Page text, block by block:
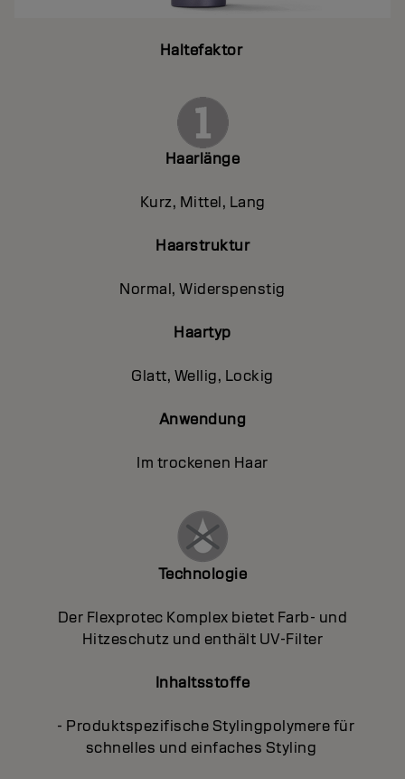
Haltefaktor
Haarlänge
Kurz, Mittel, Lang
Haarstruktur
Normal, Widerspenstig
Haartyp
Glatt, Wellig, Lockig
Anwendung
Im trockenen Haar
Technologie
Der Flexprotec Komplex bietet Farb- und
Hitzeschutz und enthält UV-Filter
Inhaltsstoffe
- Produktspezifische Stylingpolymere für
schnelles und einfaches Styling